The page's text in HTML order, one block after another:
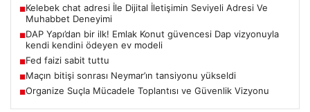
■Kelebek chat adresi İle Dijital İletişimin Seviyeli Adresi Ve
Muhabbet Deneyimi
■DAP Yapı’dan bir ilk! Emlak Konut güvencesi Dap vizyonuyla
kendi kendini ödeyen ev modeli
■Fed faizi sabit tuttu
■Maçın bitişi sonrası Neymar’ın tansiyonu yükseldi
■Organize Suçla Mücadele Toplantısı ve Güvenlik Vizyonu